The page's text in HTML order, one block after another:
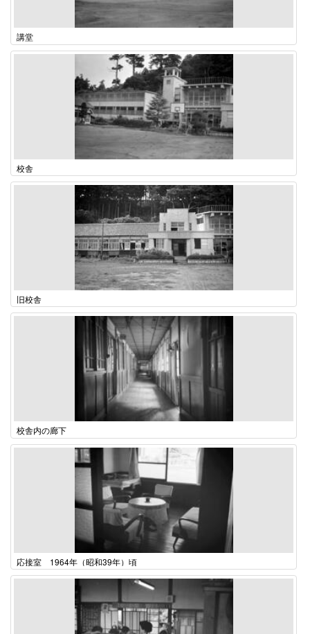
講堂
校舎
旧校舎
校舎内の廊下
応接室 1964年（昭和39年）頃